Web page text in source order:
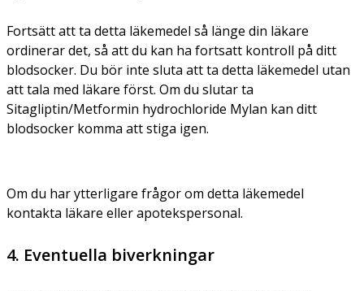
Fortsätt att ta detta läkemedel så länge din läkare
ordinerar det, så att du kan ha fortsatt kontroll på ditt
blodsocker. Du bör inte sluta att ta detta läkemedel utan
att tala med läkare först. Om du slutar ta
Sitagliptin/Metformin hydrochloride Mylan kan ditt
blodsocker komma att stiga igen.
Om du har ytterligare frågor om detta läkemedel
kontakta läkare eller apotekspersonal.
4. Eventuella biverkningar